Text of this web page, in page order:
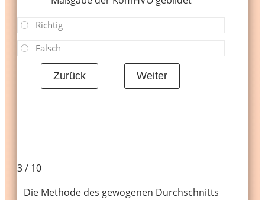
Richtig
Falsch
3 / 10
Die Methode des gewogenen Durchschnitts